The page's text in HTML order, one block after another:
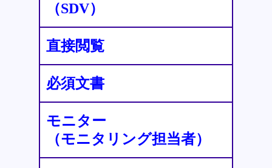
（SDV）
直接閲覧
必須文書
モニター
（モニタリング担当者）